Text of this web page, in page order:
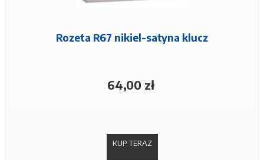
Rozeta R67 nikiel-satyna klucz
64,00 zł
KUP TERAZ